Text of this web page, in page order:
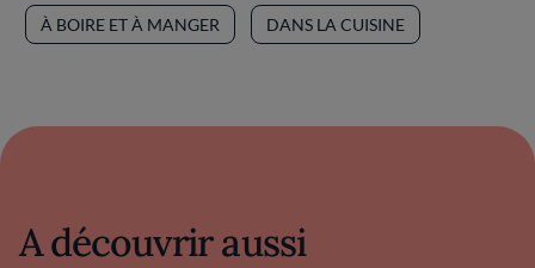
À BOIRE ET À MANGER DANS LA CUISINE
A découvrir aussi